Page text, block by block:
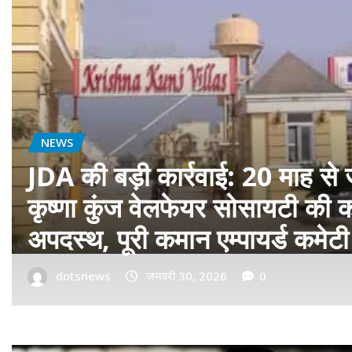
बॉलीवुड
फ़िल्म ‘सागवान’ का प्रीमियर
रीयल सिंघम ने बॉलीवुड में मारी
dotsnews जनवरी 14, 2026 0